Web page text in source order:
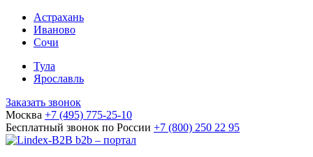
Астрахань
Иваново
Сочи
Тула
Ярославль
Заказать звонок
Москва +7 (495) 775-25-10
Бесплатный звонок по России +7 (800) 250 22 95
b2b – портал